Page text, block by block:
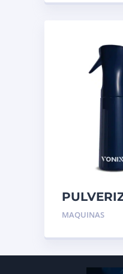
SPRAY
ML
MAQUINAS